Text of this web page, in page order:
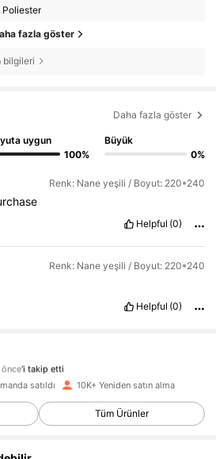
Poliester
fazla göster
bilgileri
Daha fazla göster
uygun
100%
Büyük
0%
Renk: Nane yeşili / Boyut: 220*240
Helpful (0)
Renk: Nane yeşili / Boyut: 220*240
Helpful (0)
'i takip etti
satıldı 10K+ Yeniden satın alma
Tüm Ürünler